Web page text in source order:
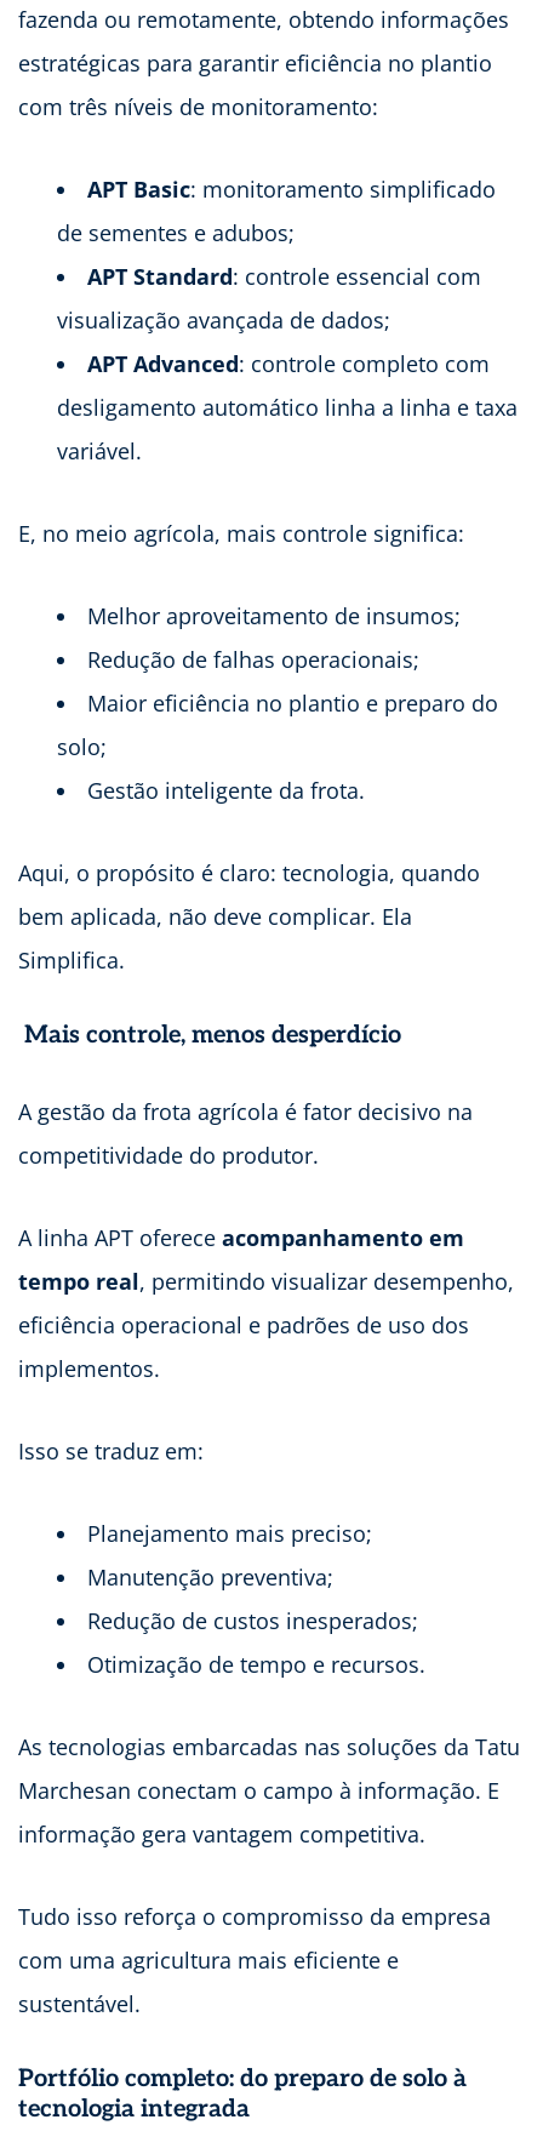
fazenda ou remotamente, obtendo informações
estratégicas para garantir eficiência no plantio
com três níveis de monitoramento:
APT Basic: monitoramento simplificado
de sementes e adubos;
APT Standard: controle essencial com
visualização avançada de dados;
APT Advanced: controle completo com
desligamento automático linha a linha e taxa
variável.
E, no meio agrícola, mais controle significa:
Melhor aproveitamento de insumos;
Redução de falhas operacionais;
Maior eficiência no plantio e preparo do
solo;
Gestão inteligente da frota.
Aqui, o propósito é claro: tecnologia, quando
bem aplicada, não deve complicar. Ela
Simplifica.
Mais controle, menos desperdício
A gestão da frota agrícola é fator decisivo na
competitividade do produtor.
A linha APT oferece acompanhamento em
tempo real, permitindo visualizar desempenho,
eficiência operacional e padrões de uso dos
implementos.
Isso se traduz em:
Planejamento mais preciso;
Manutenção preventiva;
Redução de custos inesperados;
Otimização de tempo e recursos.
As tecnologias embarcadas nas soluções da Tatu
Marchesan conectam o campo à informação. E
informação gera vantagem competitiva.
Tudo isso reforça o compromisso da empresa
com uma agricultura mais eficiente e
sustentável.
Portfólio completo: do preparo de solo à
tecnologia integrada